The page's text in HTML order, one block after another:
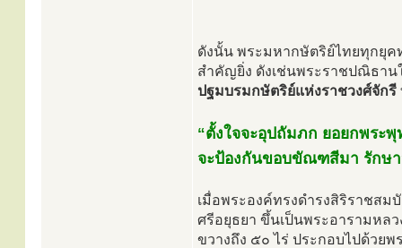
ดังนั้น พระมหากษัตริย์ไทยทุกยุค
สำคัญยิ่ง ดังเช่นพระราชปณิธาน
ปฐมบรมกษัตริย์แห่งราชวงศ์จักรี
“ตั้งใจจะอุปถัมภก ยอยกพระ
จะป้องกันขอบขัณฑสีมา รักษ
เมื่อพระองค์ทรงดำรงสิริราชสม
ศรีอยุธยา ขึ้นเป็นพระอารามหล
ขวางถึง ๕๐ ไร่ ประกอบไปด้วย